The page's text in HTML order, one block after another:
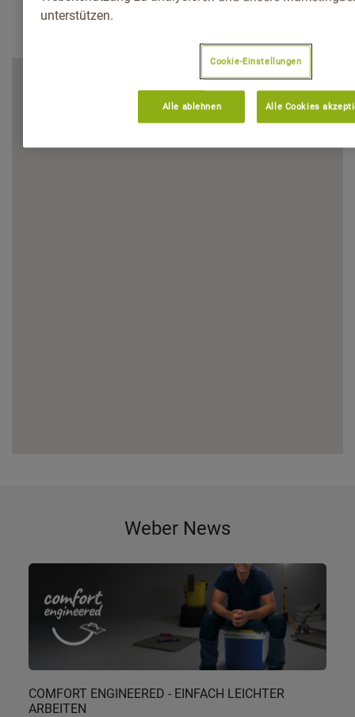
Weber News
COMFORT ENGINEERED - EINFACH LEICHTER
ARBEITEN
unterstützen.
Cookie-Einstellungen
Alle ablehnen Alle Cookies